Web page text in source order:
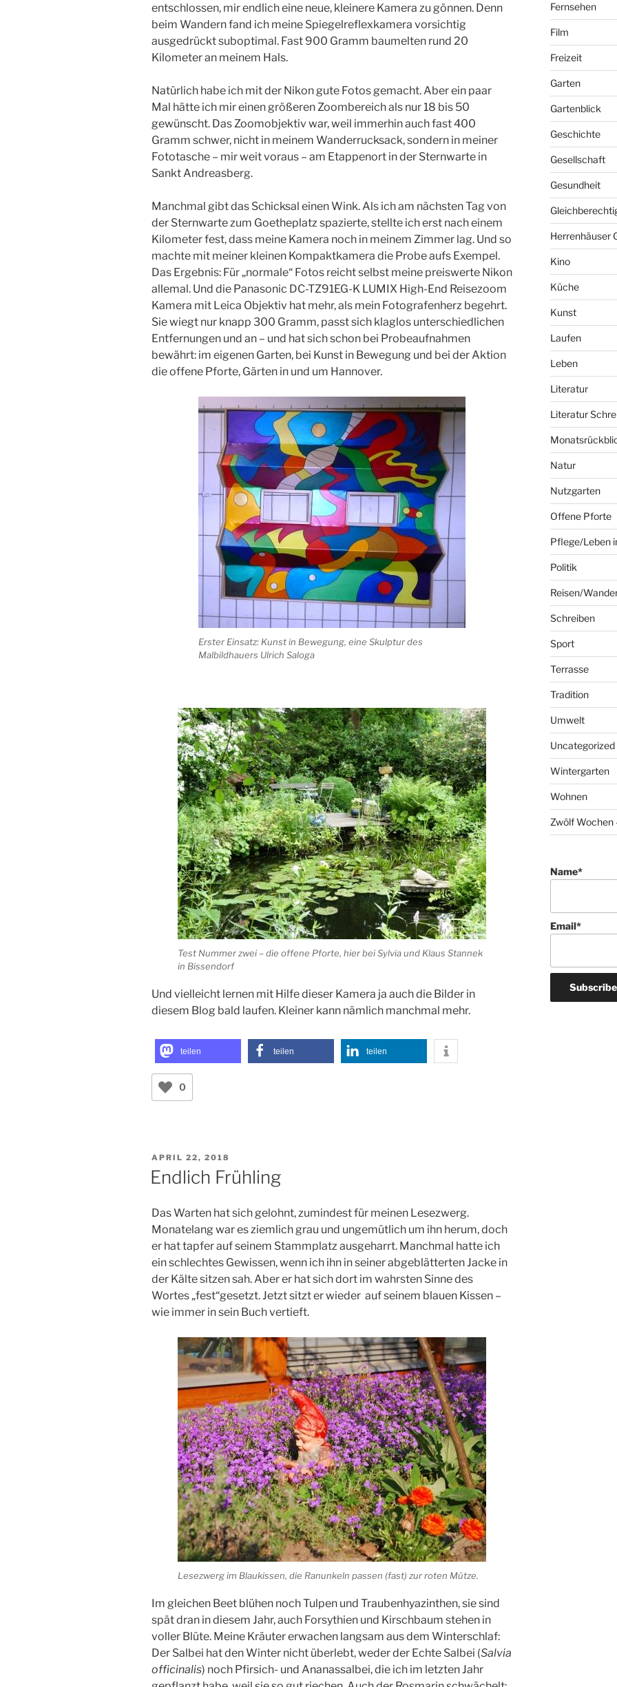
entschlossen, mir endlich eine neue, kleinere Kamera zu gönnen. Denn
beim Wandern fand ich meine Spiegelreflexkamera vorsichtig
ausgedrückt suboptimal. Fast 900 Gramm baumelten rund 20
Kilometer an meinem Hals.
Natürlich habe ich mit der Nikon gute Fotos gemacht. Aber ein paar
Mal hätte ich mir einen größeren Zoombereich als nur 18 bis 50
gewünscht. Das Zoomobjektiv war, weil immerhin auch fast 400
Gramm schwer, nicht in meinem Wanderrucksack, sondern in meiner
Fototasche – mir weit voraus – am Etappenort in der Sternwarte in
Sankt Andreasberg.
Manchmal gibt das Schicksal einen Wink. Als ich am nächsten Tag von
der Sternwarte zum Goetheplatz spazierte, stellte ich erst nach einem
Kilometer fest, dass meine Kamera noch in meinem Zimmer lag. Und so
machte mit meiner kleinen Kompaktkamera die Probe aufs Exempel.
Das Ergebnis: Für „normale“ Fotos reicht selbst meine preiswerte Nikon
allemal. Und die Panasonic DC-TZ91EG-K LUMIX High-End Reisezoom
Kamera mit Leica Objektiv hat mehr, als mein Fotografenherz begehrt.
Sie wiegt nur knapp 300 Gramm, passt sich klaglos unterschiedlichen
Entfernungen und an – und hat sich schon bei Probeaufnahmen
bewährt: im eigenen Garten, bei Kunst in Bewegung und bei der Aktion
die offene Pforte, Gärten in und um Hannover.
Erster Einsatz: Kunst in Bewegung, eine Skulptur des
Malbildhauers Ulrich Saloga
Test Nummer zwei – die offene Pforte, hier bei Sylvia und Klaus Stannek
in Bissendorf
Und vielleicht lernen mit Hilfe dieser Kamera ja auch die Bilder in
diesem Blog bald laufen. Kleiner kann nämlich manchmal mehr.
teilen teilen teilen
0
VERÖFFENTLICHT
AM
APRIL 22, 2018
Endlich Frühling
Das Warten hat sich gelohnt, zumindest für meinen Lesezwerg.
Monatelang war es ziemlich grau und ungemütlich um ihn herum, doch
er hat tapfer auf seinem Stammplatz ausgeharrt. Manchmal hatte ich
ein schlechtes Gewissen, wenn ich ihn in seiner abgeblätterten Jacke in
der Kälte sitzen sah. Aber er hat sich dort im wahrsten Sinne des
Wortes „fest“gesetzt. Jetzt sitzt er wieder auf seinem blauen Kissen –
wie immer in sein Buch vertieft.
Lesezwerg im Blaukissen, die Ranunkeln passen (fast) zur roten Mütze.
Im gleichen Beet blühen noch Tulpen und Traubenhyazinthen, sie sind
spät dran in diesem Jahr, auch Forsythien und Kirschbaum stehen in
voller Blüte. Meine Kräuter erwachen langsam aus dem Winterschlaf:
Der Salbei hat den Winter nicht überlebt, weder der Echte Salbei (Salvia
officinalis) noch Pfirsich- und Ananassalbei, die ich im letzten Jahr
Fernsehen
Film
Freizeit
Garten
Gartenblick
Geschichte
Gesellschaft
Gesundheit
Herrenhäuser
Kino
Küche
Kunst
Laufen
Leben
Literatur
Literatur
Natur
Nutzgarten
Offene Pforte
Pflege/Leben
Politik
Reisen/
Schreiben
Sport
Terrasse
Tradition
Umwelt
Uncategorized
Wintergarten
Wohnen
Zwölf Wochen
Name*
Email*